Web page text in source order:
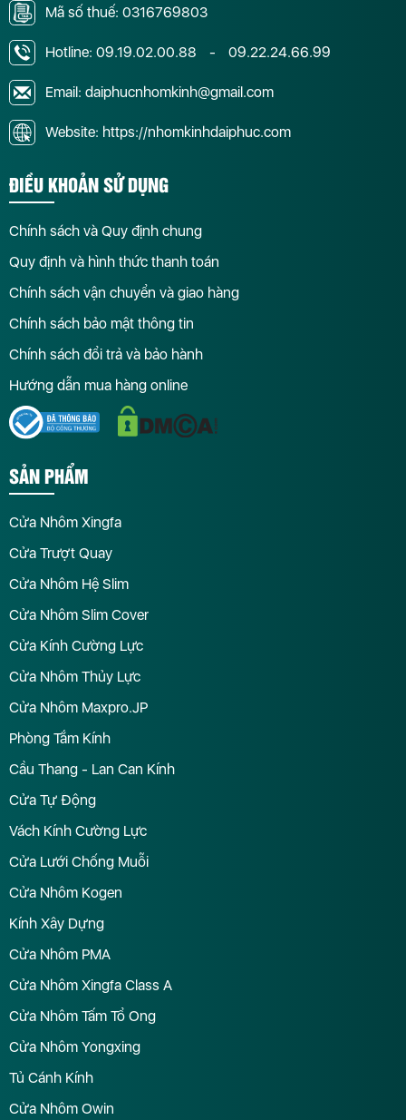
Mã số thuế: 0316769803
Hotline: 09.19.02.00.88 - 09.22.24.66.99
Email: daiphucnhomkinh@gmail.com
Website: https://nhomkinhdaiphuc.com
ĐIỀU KHOẢN SỬ DỤNG
Chính sách và Quy định chung
Quy định và hình thức thanh toán
Chính sách vận chuyển và giao hàng
Chính sách bảo mật thông tin
Chính sách đổi trả và bảo hành
Hướng dẫn mua hàng online
SẢN PHẨM
Cửa Nhôm Xingfa
Cửa Trượt Quay
Cửa Nhôm Hệ Slim
Cửa Nhôm Slim Cover
Cửa Kính Cường Lực
Cửa Nhôm Thủy Lực
Cửa Nhôm Maxpro.JP
Phòng Tắm Kính
Cầu Thang - Lan Can Kính
Cửa Tự Động
Vách Kính Cường Lực
Cửa Lưới Chống Muỗi
Cửa Nhôm Kogen
Kính Xây Dựng
Cửa Nhôm PMA
Cửa Nhôm Xingfa Class A
Cửa Nhôm Tấm Tổ Ong
Cửa Nhôm Yongxing
Tủ Cánh Kính
Cửa Nhôm Owin